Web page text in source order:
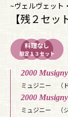
~ヴェルヴェット
【残２セッ
料理なし
限定１３セット
2000
ミュジニー （ド
2000
ミュジニー （